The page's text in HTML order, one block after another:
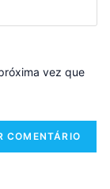
vez que